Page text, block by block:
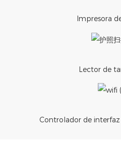
Impresora
Lector de
Controlador de